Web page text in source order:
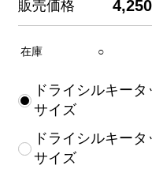
販売価格
在庫 ○
ドライシルキー
サイズ
ドライシルキー
サイズ